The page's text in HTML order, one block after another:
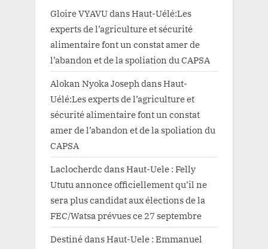
Gloire VYAVUdansHaut-Uélé:Les
experts de l’agriculture et sécurité
alimentaire font un constat amer de
l’abandon et de la spoliation du CAPSA
Alokan Nyoka Joseph dansHaut-
Uélé:Les experts de l’agriculture et
sécurité alimentaire font un constat
amer de l’abandon et de la spoliation du
CAPSA
Laclocherdc dansHaut-Uele : Felly
Ututu annonce officiellement qu’il ne
sera plus candidat aux élections de la
FEC/Watsa prévues ce 27 septembre
DestinédansHaut-Uele : Emmanuel